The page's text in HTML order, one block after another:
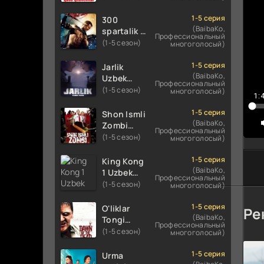
tilida
koreya
seryali
barcha
o'zbek
tilida
tilida 2016
O'zbekcha
tarjima
HD
skachat
300
spartalik 2
/ Uch yuz
2 Premyera
Uzbek
tilida 2013
tarjima
kino HD
skachat
(1-5 сезон)
1-5 серия
(BaibaKo,
Профессиональный
многоголосый)
Jarlik
Uzbek
tilida 2025
tarjima
kino HD
skachat
(1-5 сезон)
1-5 серия
(BaibaKo,
Профессиональный
многоголосый)
Shon Ismli
Zombi
Uzbek
O'zbekcha
tarjima
kino HD
(1-5 сезон)
1-5 серия
(BaibaKo,
Профессиональный
многоголосый)
King Kong
1 Uzbek
tilida 2005
tarjima
kino HD
skachat
(1-5 сезон)
1-5 серия
(BaibaKo,
Профессиональный
многоголосый)
O'liklar
Tongi
Uzbek
(2004)
(1-5 сезон)
1-5 серия
(BaibaKo,
Профессиональный
многоголосый)
Urma
1-5 серия